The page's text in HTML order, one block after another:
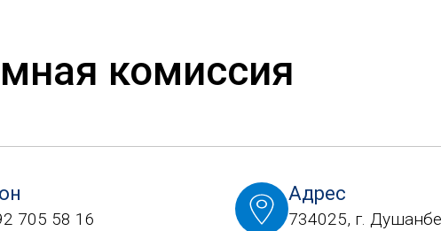
комиссия
705 58 16
Адрес
734025, г.